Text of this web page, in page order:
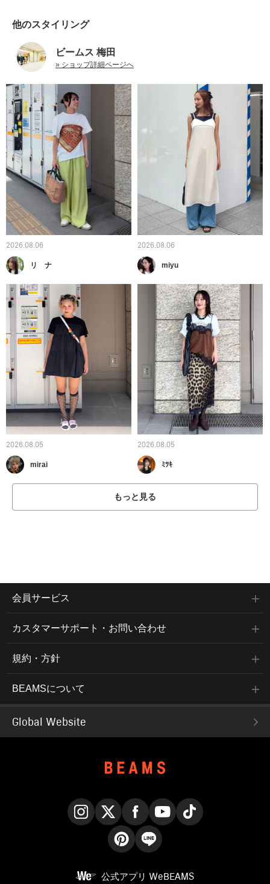
他のスタイリング
ビームス 梅田
» ショップ詳細ページへ
2026.08.06
リ ナ
2026.08.06
miyu
2026.08.05
mirai
2026.08.05
ﾐﾂｷ
もっと見る
会員サービス
カスタマーサポート・お問い合わせ
規約・方針
BEAMSについて
Global Website
公式アプリ WeBEAMS